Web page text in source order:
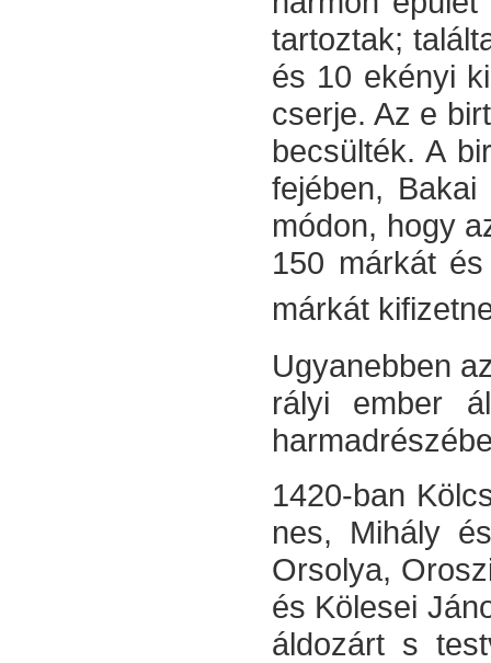
tartoztak;
és 10 ekényi
cserje. Az e
becsülték. A
fejében,
módon, hogy
150 márkát
márkát
Ugyanebben
rályi ember
1420-ban
nes, Mihály
Orso­lya,
és Kölesei
áldozárt s